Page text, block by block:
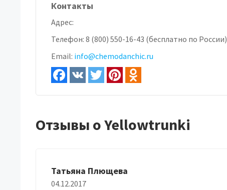
Контакты
Адрес:
Телефон: 8 (800) 550-16-43 (бесплатно по России)
Email: info@chemodanchic.ru
Отзывы о Yellowtrunki
Татьяна Плющева
04.12.2017